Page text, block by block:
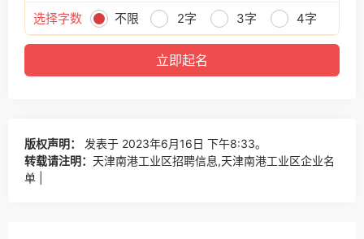
选择字数 不限 2字 3字 4字
版权声明：
发表于 2023年6月16日 下午8:33。
转载请注明： 天津南港工业区招聘信息,天津南港工业区企业名
单 |